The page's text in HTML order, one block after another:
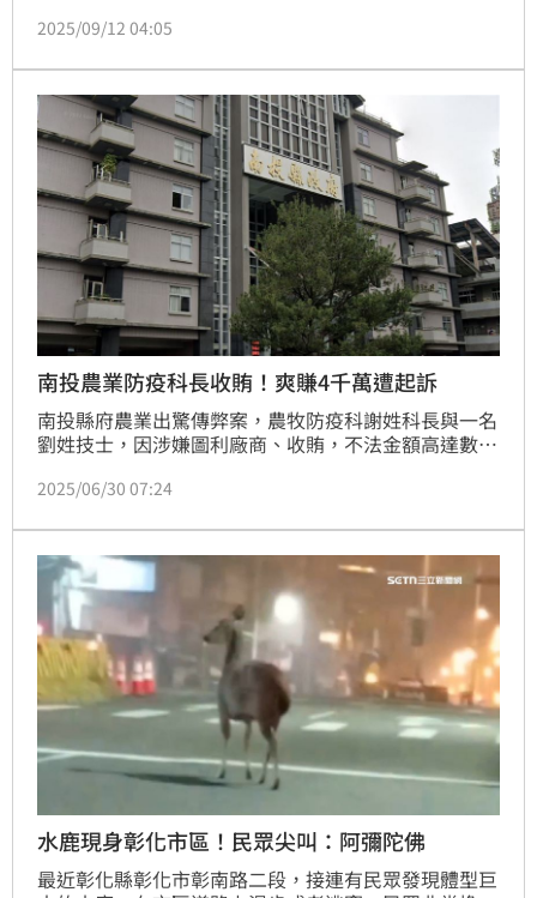
光是從今年的1月到8月起就已捕捉到7.4萬隻，其中5萬
初估直到今年底將會有11萬隻被移除，數量將是去年的
2.5倍多。
2025/09/12 04:05
南投農業防疫科長收賄！爽賺4千萬遭起訴
南投縣府農業出驚傳弊案，農牧防疫科謝姓科長與一名
劉姓技士，因涉嫌圖利廠商、收賄，不法金額高達數千
科長已遭法院羈押禁見，至於劉姓技士則被依9萬元交
2025/06/30 07:24
水鹿現身彰化市區！民眾尖叫：阿彌陀佛
最近彰化縣彰化市彰南路二段，接連有民眾發現體型巨